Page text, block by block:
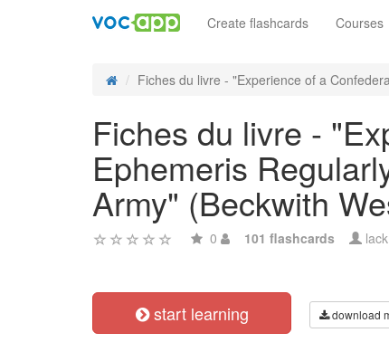
Create flashcards Courses
Fiches du livre - "Experience of a
Fiches du livre -
Ephemeris
Army" (Beckwith
0 101 flashcards lack
start learning download